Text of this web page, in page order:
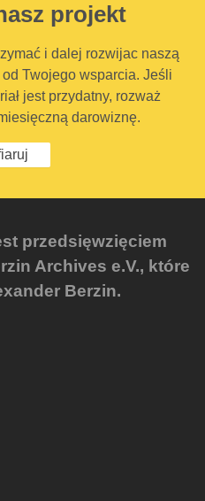
projekt
i dalej rozwijac naszą
Twojego wsparcia. Jeśli
jest przydatny, rozważ
darowiznę.
przedsięwzięciem
Archives e.V., które
Berzin.